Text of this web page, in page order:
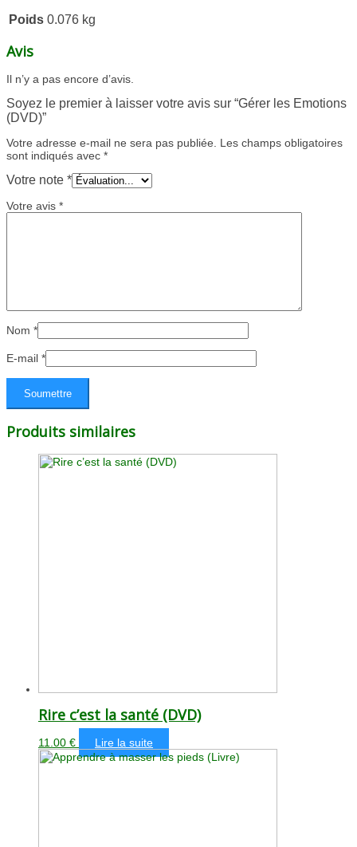
Poids 0.076 kg
Avis
Il n’y a pas encore d’avis.
Soyez le premier à laisser votre avis sur “Gérer les Emotions
(DVD)”
Votre adresse e-mail ne sera pas publiée. Les champs obligatoires
sont indiqués avec *
Votre note *
Votre avis *
Nom *
E-mail *
Produits similaires
Rire c’est la santé (DVD)
11.00 € Lire la suite